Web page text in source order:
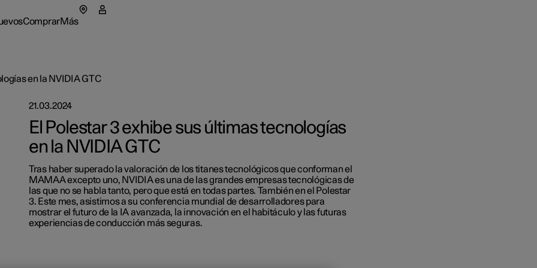
ComprarMás
con entrega rápida
con entrega rápida
con entrega rápida
Polestar 2
Polestar 3
abre en una nueva ventana)
Flotas y empresas
Opciones de financiación
de Polestar
en la NVIDIA GTC
21.03.2024
El Polestar 3 exhibe sus últimas tecnologías
en la NVIDIA GTC
Tras haber superado la valoración de los titanes tecnológicos que conforman el
MAMAA excepto uno, NVIDIA es una de las grandes empresas tecnológicas de
las que no se habla tanto, pero que está en todas partes. También en el Polestar
3. Este mes, asistimos a su conferencia mundial de desarrolladores para
mostrar el futuro de la IA avanzada, la innovación en el habitáculo y las futuras
experiencias de conducción más seguras.